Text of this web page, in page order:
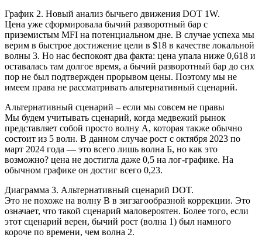
График 2. Новый анализ бычьего движения DOT 1W.
Цена уже сформировала бычий разворотный бар с
приземистым MFI на потенциальном дне. В случае успеха мы
верим в быстрое достижение цели в $18 в качестве локальной
волны 3. Но нас беспокоят два факта: цена упала ниже 0,618 и
оставалась там долгое время, а бычий разворотный бар до сих
пор не был подтвержден прорывом цены. Поэтому мы не
имеем права не рассматривать альтернативный сценарий.
Альтернативный сценарий – если мы совсем не правы
Мы будем учитывать сценарий, когда медвежий рынок
представляет собой просто волну А, которая также обычно
состоит из 5 волн. В данном случае рост с октября 2023 по
март 2024 года — это всего лишь волна Б, но как это
возможно? цена не достигла даже 0,5 на лог-графике. На
обычном графике он достиг всего 0,23.
Диаграмма 3. Альтернативный сценарий DOT.
Это не похоже на волну B в зигзагообразной коррекции. Это
означает, что такой сценарий маловероятен. Более того, если
этот сценарий верен, бычий рост (волна 1) был намного
короче по времени, чем волна 2.